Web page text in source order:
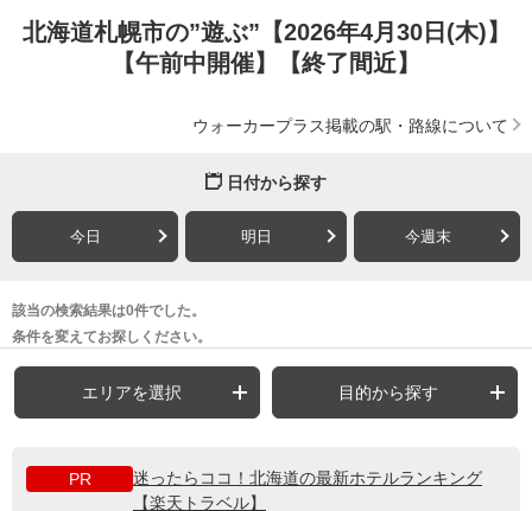
北海道札幌市の”遊ぶ”【2026年4月30日(木)】
【午前中開催】【終了間近】
ウォーカープラス掲載の駅・路線について
日付から探す
今日 明日 今週末
該当の検索結果は0件でした。
条件を変えてお探しください。
エリアを選択 目的から探す
PR
迷ったらココ！北海道の最新ホテルランキング
【楽天トラベル】